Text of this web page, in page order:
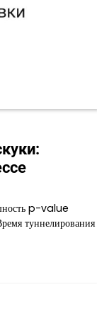
p-value
туннелирования